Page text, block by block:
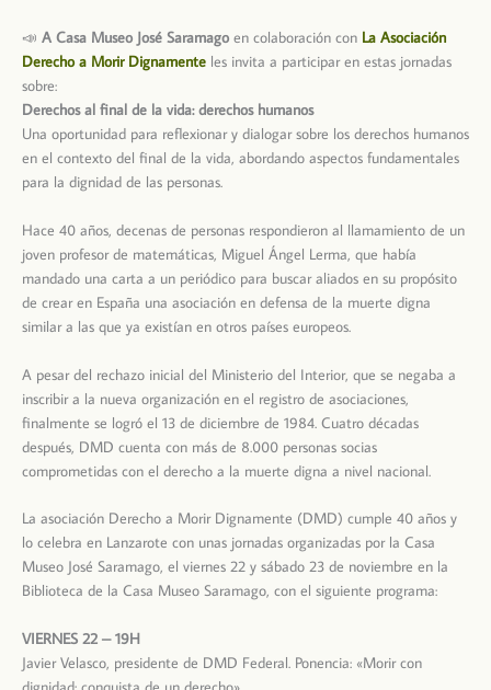
📣 A Casa Museo José Saramago en colaboración con La Asociación
Derecho a Morir Dignamente les invita a participar en estas jornadas
sobre:
Derechos al final de la vida: derechos humanos
Una oportunidad para reflexionar y dialogar sobre los derechos humanos
en el contexto del final de la vida, abordando aspectos fundamentales
para la dignidad de las personas.
Hace 40 años, decenas de personas respondieron al llamamiento de un
joven profesor de matemáticas, Miguel Ángel Lerma, que había
mandado una carta a un periódico para buscar aliados en su propósito
de crear en España una asociación en defensa de la muerte digna
similar a las que ya existían en otros países europeos.
A pesar del rechazo inicial del Ministerio del Interior, que se negaba a
inscribir a la nueva organización en el registro de asociaciones,
finalmente se logró el 13 de diciembre de 1984. Cuatro décadas
después, DMD cuenta con más de 8.000 personas socias
comprometidas con el derecho a la muerte digna a nivel nacional.
La asociación Derecho a Morir Dignamente (DMD) cumple 40 años y
lo celebra en Lanzarote con unas jornadas organizadas por la Casa
Museo José Saramago, el viernes 22 y sábado 23 de noviembre en la
Biblioteca de la Casa Museo Saramago, con el siguiente programa:
VIERNES 22 – 19H
Javier Velasco, presidente de DMD Federal. Ponencia: «Morir con